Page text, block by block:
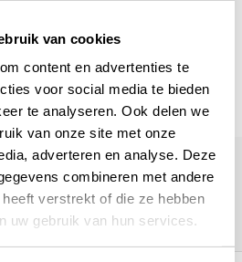
van cookies
content en advertenties te
voor social media te bieden
te analyseren. Ook delen we
van onze site met onze
adverteren en analyse. Deze
combineren met andere
verstrekt of die ze hebben
uw gebruik van hun services.
1 van 1
Reviews | Trusted Shops, TrustPilot,
klanten aan het